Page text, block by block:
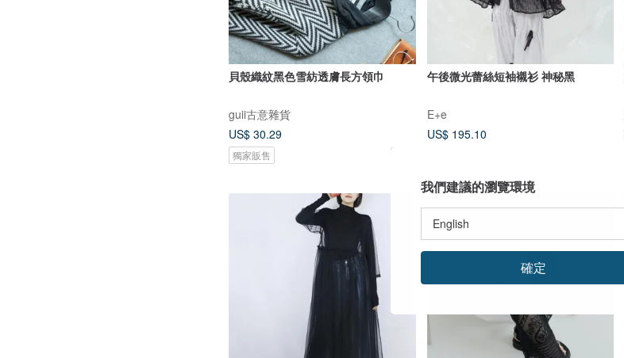
貝殼織紋黑色雪紡透膚長方領巾
guii古意雜貨
US$ 30.29
獨家販售
午後微光蕾絲短袖襯衫 神秘黑
E+e
US$ 195.10
我們建議的瀏覽環境
確定